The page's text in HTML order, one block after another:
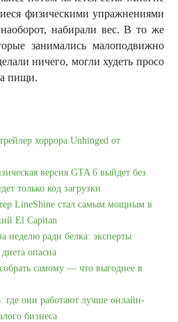
физическими упражнениями
набирали вес. В то же
занимались малоподвижно
ничего, могли худеть просо
пищи.
хоррора Unhinged от
версия GTA 6 выйдет без
только код загрузки
LineShine стал самым мощным в
El Capitan
неделю ради белка: эксперты
опасна
самому — что выгоднее в
где они работают лучше онлайн-
бизнеса